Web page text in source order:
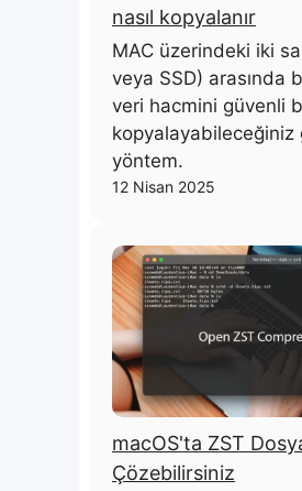
nasıl kopyalanır
MAC üzerindeki iki
veya SSD) arasında
veri hacmini güvenli
kopyalayabileceğiniz
yöntem.
12 Nisan 2025
macOS'ta ZST
Çözebilirsiniz